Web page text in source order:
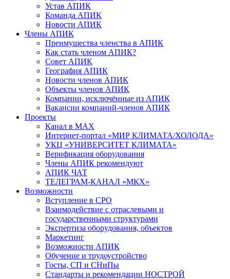
Устав АПИК
Команда АПИК
Новости АПИК
Члены АПИК
Преимущества членства в АПИК
Как стать членом АПИК?
Совет АПИК
География АПИК
Новости членов АПИК
Объекты членов АПИК
Компании, исключённые из АПИК
Вакансии компаний-членов АПИК
Проекты
Канал в MAX
Интернет-портал «МИР КЛИМАТА/ХОЛОДА»
УКЦ «УНИВЕРСИТЕТ КЛИМАТА»
Верификация оборудования
Члены АПИК рекомендуют
АПИК ЧАТ
ТЕЛЕГРАМ-КАНАЛ «МКХ»
Возможности
Вступление в СРО
Взаимодействие с отраслевыми и
государственными структурами
Экспертиза оборудования, объектов
Маркетинг
Возможности АПИК
Обучение и трудоустройство
Госты, СП и СНиПы
Стандарты и рекомендации НОСТРОЙ